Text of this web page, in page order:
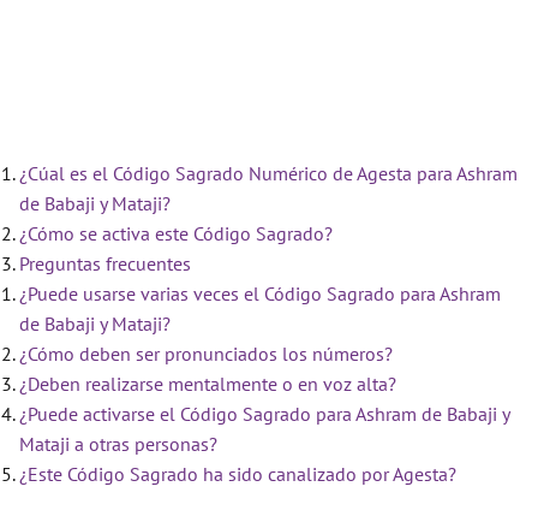
¿Cúal es el Código Sagrado Numérico de Agesta para Ashram
de Babaji y Mataji?
¿Cómo se activa este Código Sagrado?
Preguntas frecuentes
¿Puede usarse varias veces el Código Sagrado para Ashram
de Babaji y Mataji?
¿Cómo deben ser pronunciados los números?
¿Deben realizarse mentalmente o en voz alta?
¿Puede activarse el Código Sagrado para Ashram de Babaji y
Mataji a otras personas?
¿Este Código Sagrado ha sido canalizado por Agesta?